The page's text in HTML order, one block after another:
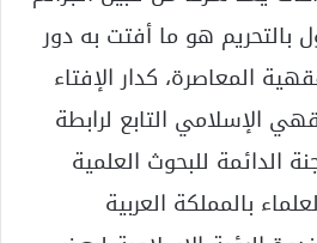
بالتحريم هو ما أفتت به دور
المعاصرة، كدار الإفتاء
الإسلامي التابع لرابطة
الدائمة للبحوث العلمية
بالمملكة العربية